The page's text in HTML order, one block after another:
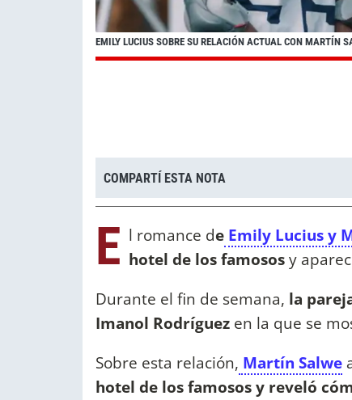
EMILY LUCIUS SOBRE SU RELACIÓN ACTUAL CON MARTÍN
COMPARTÍ ESTA NOTA
E l romance de Emily Lucius y
hotel de los famososy
Durante el fin de semana, la
Imanol Rodríguez en la que se
Sobre esta relación, Martín Salwe
hotel de los famosos y reveló